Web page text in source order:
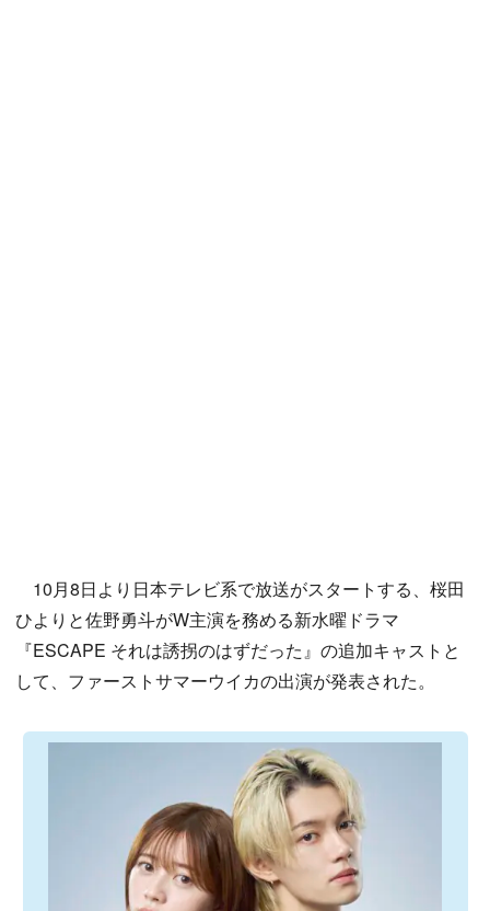
10月8日より日本テレビ系で放送がスタートする、桜田
ひよりと佐野勇斗がW主演を務める新水曜ドラマ
『ESCAPE それは誘拐のはずだった』の追加キャストと
して、ファーストサマーウイカの出演が発表された。